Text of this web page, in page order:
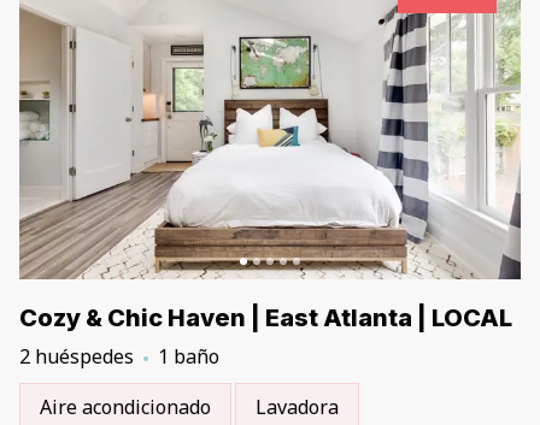
Cozy & Chic Haven | East Atlanta | LOCAL
2 huéspedes
1 baño
Aire acondicionado
Lavadora